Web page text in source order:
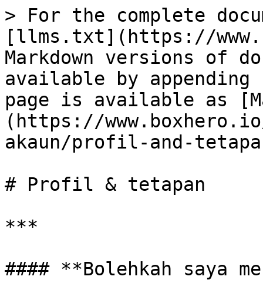
> For the complete
[llms.txt](https://
Markdown versions of
available by
page is available as
(https://
akaun/profil-and-
# Profil & tetapan
***
#### **Bolehkah saya